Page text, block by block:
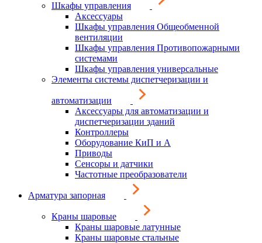
Шкафы управления
Аксессуары
Шкафы управления Общеобменной
вентиляции
Шкафы управления Противопожарными
системами
Шкафы управления универсальные
Элементы системы диспетчеризации и
автоматизации
Аксессуары для автоматизации и
диспетчеризации зданий
Контроллеры
Оборудование КиП и А
Приводы
Сенсоры и датчики
Частотные преобразователи
Арматура запорная
Краны шаровые
Краны шаровые латунные
Краны шаровые стальные